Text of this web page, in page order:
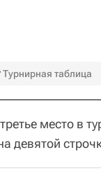
Турнирная таблица
место в
девятой